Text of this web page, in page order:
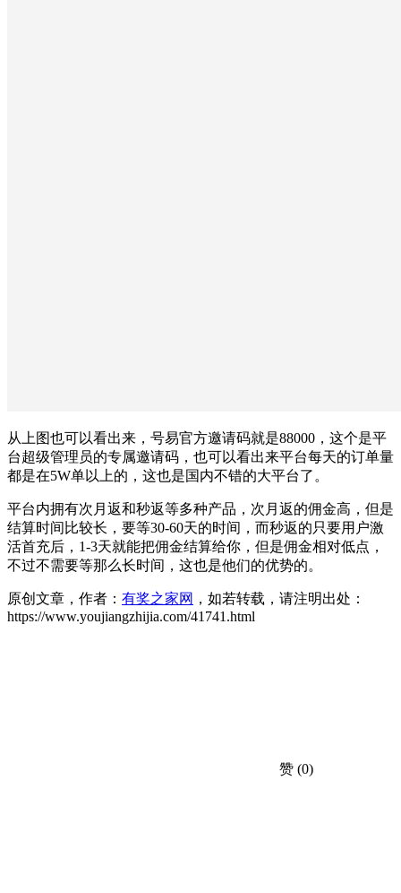
从上图也可以看出来，号易官方邀请码就是88000，这个是平
台超级管理员的专属邀请码，也可以看出来平台每天的订单量
都是在5W单以上的，这也是国内不错的大平台了。
平台内拥有次月返和秒返等多种产品，次月返的佣金高，但是
结算时间比较长，要等30-60天的时间，而秒返的只要用户激
活首充后，1-3天就能把佣金结算给你，但是佣金相对低点，
不过不需要等那么长时间，这也是他们的优势的。
原创文章，作者： 有奖之家网 ，如若转载，请注明出处：
https://www.youjiangzhijia.com/41741.html
赞 (0)